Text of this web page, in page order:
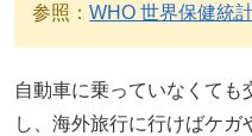
参照：WHO 世界保健統
自動車に乗っていなくても
し、海外旅行に行けばケガ